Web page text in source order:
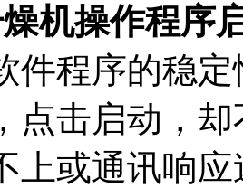
机操作程序
件程序的稳
点击启动，
上或通讯响